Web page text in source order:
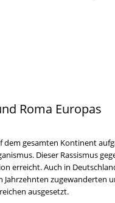
Roma Europas
dem gesamten Kontinent
Dieser Rassismus
erreicht. Auch in
zugewanderten
ausgesetzt.